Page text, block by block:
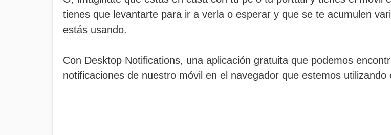
tienes que levantarte para ir a verla o esperar y que se te acumulen
estás usando.
Con Desktop Notifications, una aplicación gratuita que podemos
notificaciones de nuestro móvil en el navegador que estemos